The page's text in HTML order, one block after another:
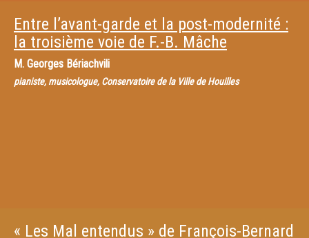
Entre l’avant-garde et la post-modernité :
la troisième voie de F.-B. Mâche
M. Georges Bériachvili
pianiste, musicologue, Conservatoire de la Ville de Houilles
« Les Mal entendus » de François-Bernard